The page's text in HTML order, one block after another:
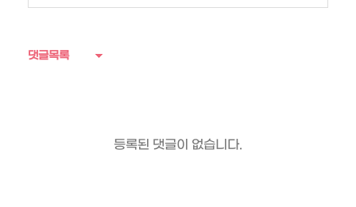
댓글목록
등록된 댓글이 없습니다.